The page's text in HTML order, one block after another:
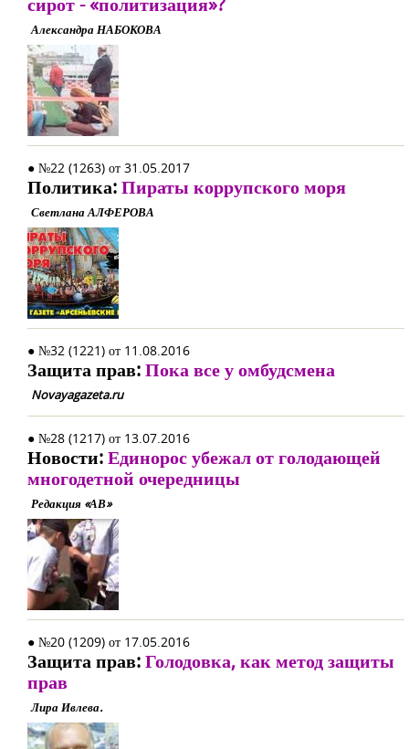
Александра НАБОКОВА
● №22 (1263) от 31.05.2017
Политика:Пираты коррупского моря
Светлана АЛФЕРОВА
● №32 (1221) от 11.08.2016
Защита прав:Пока все у омбудсмена
Novayagazeta.ru
● №28 (1217) от 13.07.2016
Новости:Единорос убежал от голодающей
многодетной очередницы
Редакция «АВ»
● №20 (1209) от 17.05.2016
Защита прав:Голодовка, как метод защиты
прав
Лира Ивлева.